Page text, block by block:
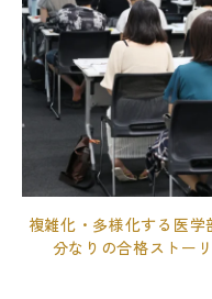
複雑化・多様化する医
分なりの合格ストー